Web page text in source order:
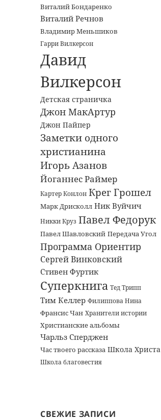
Виталий Бондаренко
Виталий Речнов
Владимир Меньшиков
Гарри Вилкерсон
Давид
Вилкерсон
Детская страничка
Джон МакАртур
Джон Пайпер
Заметки одного
христианина
Игорь Азанов
Йоганнес Раймер
Картер Конлон Крег Грошел
Марк Дрисколл Ник Вуйчич
Никки Круз Павел Федорук
Павел Шавловский Передача Угол
Программа Ориентир
Сергей Винковский
Стивен Фуртик
Суперкнига Тед Трипп
Тим Келлер Филиппова Нина
Франсис Чан Хранители истории
Христианские альбомы
Чарльз Сперджен
Час твоего рассказа Школа Христа
Школа благовестия
СВЕЖИЕ ЗАПИСИ